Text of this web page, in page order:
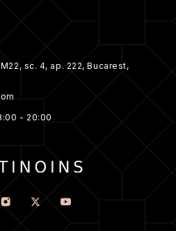
sc. 4, ap. 222, Bucarest,
- 20:00